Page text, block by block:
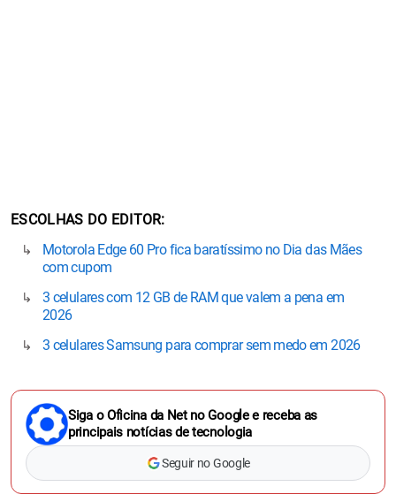
ESCOLHAS DO EDITOR
Motorola Edge 60 Pro fica baratíssimo no Dia das Mães
com cupom
3 celulares com 12 GB de RAM que valem a pena em
2026
3 celulares Samsung para comprar sem medo em 2026
Siga o Oficina da Net no Google e receba as
principais notícias de tecnologia
Seguir no Google